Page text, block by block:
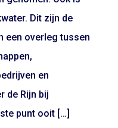
Dit zijn de
een overleg tussen
en
de Rijn bij
punt ooit […]